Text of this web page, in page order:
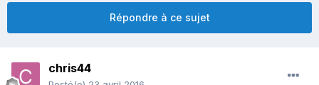
Répondre à ce sujet
chris44